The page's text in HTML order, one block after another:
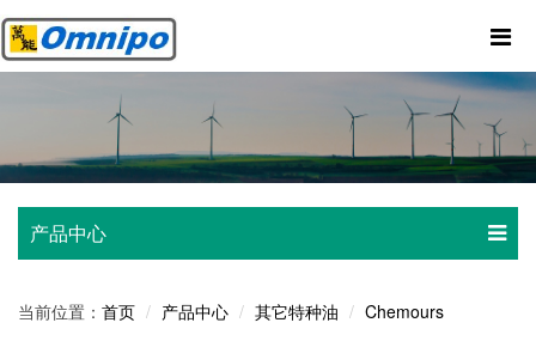
产品中心
当前位置： 首页 产品中心 其它特种油 Chemours